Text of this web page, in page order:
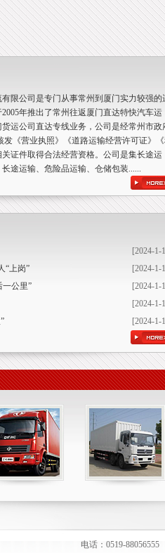
限公司是专门从事常州到厦门实力较强的
年推出了常州往返厦门直达特快汽车运
运公司 直达专线业务，公司是经常州市政
发《营业执照》《道路运输经营许可证》
证件取得合法经营资格。公司是集长途运
途运输、危险品运输、仓储包装......
[2024-1-
[2024-1-
“上岗”
[2024-1-
一公里”
[2024-1-
[2024-1-
电话：0519-